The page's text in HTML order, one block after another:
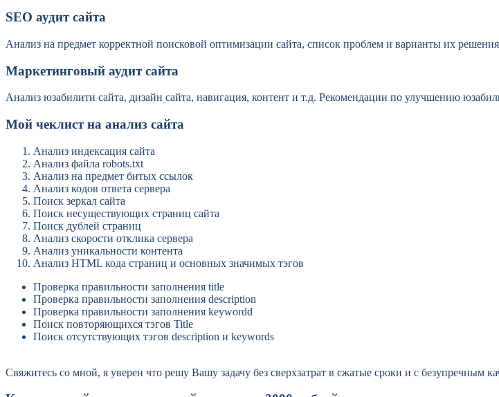
SEO аудит сайта
Анализ на предмет корректной поисковой оптимизации сайта, список проблем и варианты их
Маркетинговый аудит сайта
Анализ юзабилити сайта, дизайн сайта, навигация, контент и т.д. Рекомендации по улучшению
Мой чеклист на анализ сайта
Анализ индексация сайта
Анализ файла robots.txt
Анализ на предмет битых ссылок
Анализ кодов ответа сервера
Поиск зеркал сайта
Поиск несуществующих страниц сайта
Поиск дублей страниц
Анализ скорости отклика сервера
Анализ уникальности контента
Анализ HTML кода страниц и основных значимых тэгов
Проверка правильности заполнения title
Проверка правильности заполнения description
Проверка правильности заполнения keywordd
Поиск повторяющихся тэгов Title
Поиск отсутствующих тэгов description и keywords
Свяжитесь со мной, я уверен что решу Вашу задачу без сверхзатрат в сжатые сроки и с безупречным